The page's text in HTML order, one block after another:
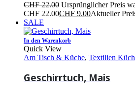
CHF22.00 Ursprünglicher Preis
CHF 22.00CHF 9.00Aktueller
SALE
In den Warenkorb
Quick View
Am Tisch & Küche, Textilien
Geschirrtuch, Mais